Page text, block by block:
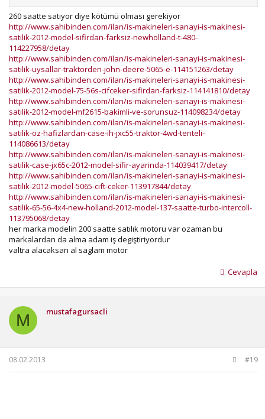
260 saatte satıyor diye kötümü olması gerekiyor
http://www.sahibinden.com/ilan/is-makineleri-sanayi-is-makinesi-
satilik-2012-model-sifirdan-farksiz-newholland-t-480-
114227958/detay
http://www.sahibinden.com/ilan/is-makineleri-sanayi-is-makinesi-
satilik-uysallar-traktorden-john-deere-5065-e-114151263/detay
http://www.sahibinden.com/ilan/is-makineleri-sanayi-is-makinesi-
satilik-2012-model-75-56s-cifceker-sifirdan-farksiz-114141810/detay
http://www.sahibinden.com/ilan/is-makineleri-sanayi-is-makinesi-
satilik-2012-model-mf2615-bakimli-ve-sorunsuz-114098234/detay
http://www.sahibinden.com/ilan/is-makineleri-sanayi-is-makinesi-
satilik-oz-hafizlardan-case-ih-jxc55-traktor-4wd-tenteli-
114086613/detay
http://www.sahibinden.com/ilan/is-makineleri-sanayi-is-makinesi-
satilik-case-jx65c-2012-model-sifir-ayarinda-114039417/detay
http://www.sahibinden.com/ilan/is-makineleri-sanayi-is-makinesi-
satilik-2012-model-5065-cift-ceker-113917844/detay
http://www.sahibinden.com/ilan/is-makineleri-sanayi-is-makinesi-
satilik-65-56-4x4-new-holland-2012-model-137-saatte-turbo-intercoll-
113795068/detay
her marka modelin 200 saatte satılık motoru var ozaman bu
markalardan da alma adam iş degiştiriyordur
valtra alacaksan al saglam motor
Cevapla
M mustafagursacli
08.02.2013 #19